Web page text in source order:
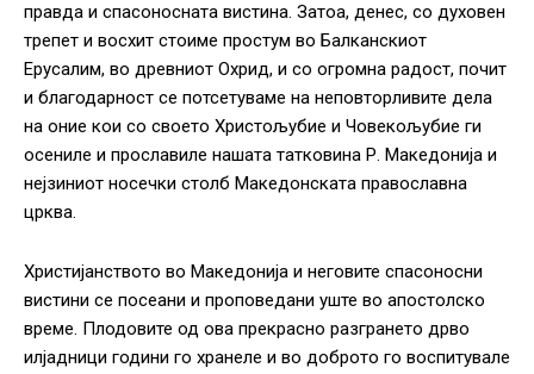
правда и спасоносната вистина. Затоа, денес, со духовен
трепет и восхит стоиме простум во Балканскиот
Ерусалим, во древниот Охрид, и со огромна радост, почит
и благодарност се потсетуваме на неповторливите дела
на оние кои со своето Христољубие и Човекољубие ги
осениле и прославиле нашата татковина Р. Македонија и
нејзиниот носечки столб Македонската православна
црква.
Христијанството во Македонија и неговите спасоносни
вистини се посеани и проповедани уште во апостолско
време. Плодовите од ова прекрасно разгрането дрво
илјадници години го хранеле и во доброто го воспитувале